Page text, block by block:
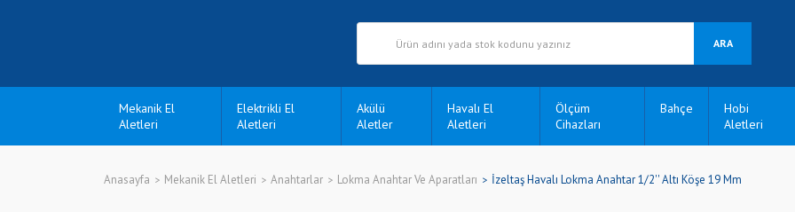
ARA
Mekanik El
Aletleri
Elektrikli El
Aletleri
Akülü
Aletler
Havalı El
Aletleri
Ölçüm
Cihazları
Bahçe
Hobi
Aletleri
Anasayfa Mekanik El Aletleri Anahtarlar Lokma Anahtar Ve Aparatları İzeltaş Havalı Lokma Anahtar 1/2'' Altı Köşe 19 Mm